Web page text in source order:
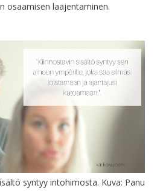
osaamisen laajentaminen.
syntyy intohimosta. Kuva: Panu